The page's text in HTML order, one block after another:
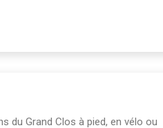
du Grand Clos à pied, en vélo ou